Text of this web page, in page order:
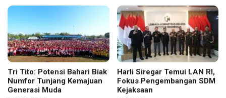
Tri Tito: Potensi Bahari Biak
Numfor Tunjang Kemajuan
Generasi Muda
Harli Siregar Temui LAN RI,
Fokus Pengembangan SDM
Kejaksaan